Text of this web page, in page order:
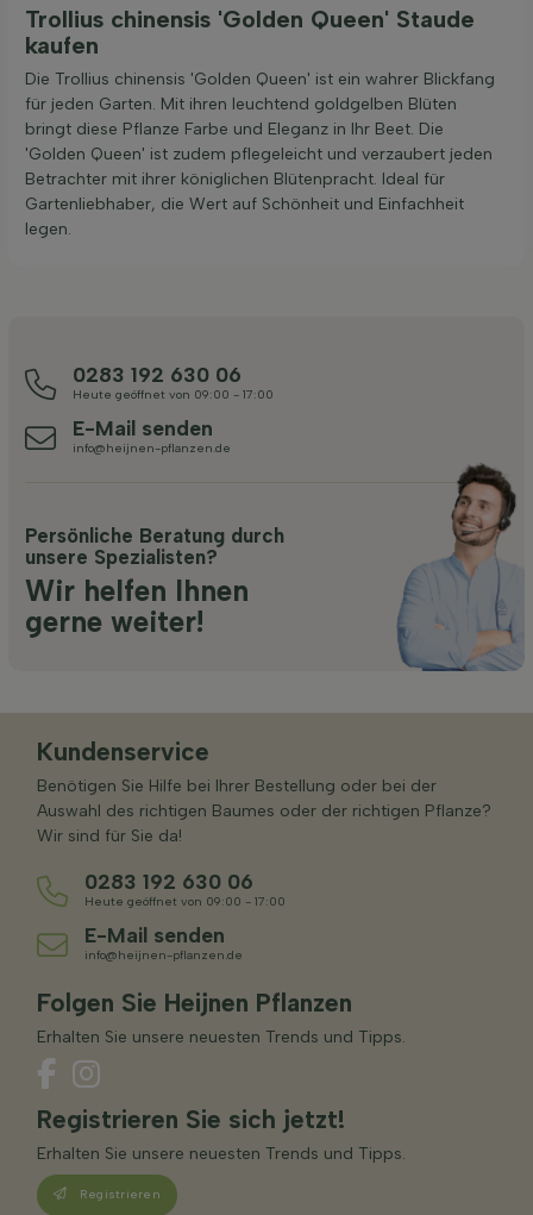
Trollius chinensis 'Golden Queen' Staude
kaufen
Die Trollius chinensis 'Golden Queen' ist ein wahrer Blickfang
für jeden Garten. Mit ihren leuchtend goldgelben Blüten
bringt diese Pflanze Farbe und Eleganz in Ihr Beet. Die
'Golden Queen' ist zudem pflegeleicht und verzaubert jeden
Betrachter mit ihrer königlichen Blütenpracht. Ideal für
Gartenliebhaber, die Wert auf Schönheit und Einfachheit
legen.
0283 192 630 06
Heute geöffnet von 09:00 - 17:00
E-Mail senden
info@heijnen-pflanzen.de
Persönliche Beratung durch
unsere Spezialisten?
Wir helfen Ihnen
gerne weiter!
Kundenservice
Benötigen Sie Hilfe bei Ihrer Bestellung oder bei der
Auswahl des richtigen Baumes oder der richtigen Pflanze?
Wir sind für Sie da!
0283 192 630 06
Heute geöffnet von 09:00 - 17:00
E-Mail senden
info@heijnen-pflanzen.de
Folgen Sie Heijnen Pflanzen
Erhalten Sie unsere neuesten Trends und Tipps.
Registrieren Sie sich jetzt!
Erhalten Sie unsere neuesten Trends und Tipps.
Registrieren